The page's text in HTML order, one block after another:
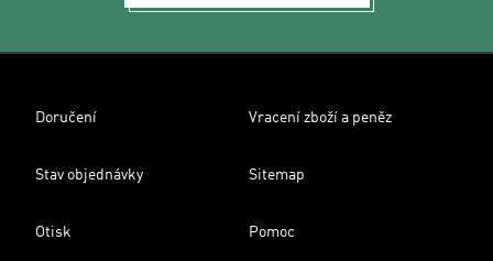
Doručení Vracení zboží a peněz
Stav objednávky Sitemap
Otisk Pomoc